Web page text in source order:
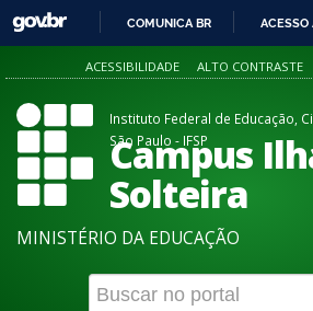
PARA
CONTEÚDO
COMUNICA BR ACESSO
ACESSIBILIDADE ALTO CONTRASTE
Instituto Federal de Educação,
São Paulo - IFSP
Campus
Solteira
MINISTÉRIO DA EDUCAÇÃO